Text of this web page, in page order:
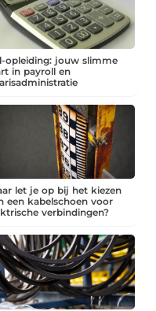
opleiding: jouw slimme
in payroll en
let je op bij het kiezen
een kabelschoen voor
verbindingen?